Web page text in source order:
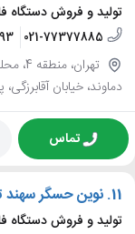
تولید و فروش دستگاه
021-77377885
دماوند، خیابان آقابرزگی، پلاک
تماس
11. نوین حسگر سهند
تولید و فروش دستگاه